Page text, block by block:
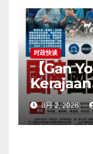
jangan
时政快读
【Gan
Adalah
Anwar
8月 2, 2026